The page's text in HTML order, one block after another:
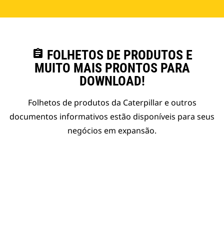
assignment FOLHETOS DE PRODUTOS E
MUITO MAIS PRONTOS PARA
DOWNLOAD!
Folhetos de produtos da Caterpillar e outros
documentos informativos estão disponíveis para seus
negócios em expansão.